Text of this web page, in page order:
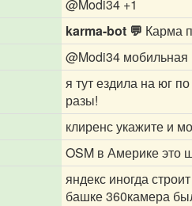
@Modi34 +1
karma-bot 💬 Карма
@Modi34 мобильная
я тут ездила на юг
разы!
клиренс укажите и
OSM в Америке это
яндекс иногда
башке 360камера